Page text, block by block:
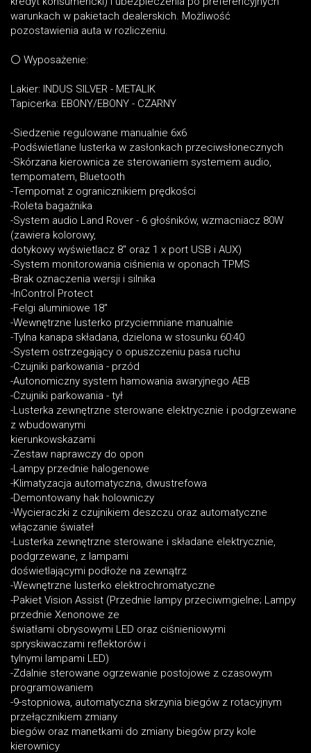
warunkach w pakietach dealerskich. Możliwość
pozostawienia auta w rozliczeniu.
⚪ Wyposażenie:
Lakier: INDUS SILVER - METALIK
Tapicerka: EBONY/EBONY - CZARNY
-Siedzenie regulowane manualnie 6x6
-Podświetlane lusterka w zasłonkach przeciwsłonecznych
-Skórzana kierownica ze sterowaniem systemem audio,
tempomatem, Bluetooth
-Tempomat z ogranicznikiem prędkości
-Roleta bagażnika
-System audio Land Rover - 6 głośników, wzmacniacz 80W
(zawiera kolorowy,
dotykowy wyświetlacz 8" oraz 1 x port USB i AUX)
-System monitorowania ciśnienia w oponach TPMS
-Brak oznaczenia wersji i silnika
-InControl Protect
-Felgi aluminiowe 18"
-Wewnętrzne lusterko przyciemniane manualnie
-Tylna kanapa składana, dzielona w stosunku 60:40
-System ostrzegający o opuszczeniu pasa ruchu
-Czujniki parkowania - przód
-Autonomiczny system hamowania awaryjnego AEB
-Czujniki parkowania - tył
-Lusterka zewnętrzne sterowane elektrycznie i podgrzewane
z wbudowanymi
kierunkowskazami
-Zestaw naprawczy do opon
-Lampy przednie halogenowe
-Klimatyzacja automatyczna, dwustrefowa
-Demontowany hak holowniczy
-Wycieraczki z czujnikiem deszczu oraz automatyczne
włączanie świateł
-Lusterka zewnętrzne sterowane i składane elektrycznie,
podgrzewane, z lampami
doświetlającymi podłoże na zewnątrz
-Wewnętrzne lusterko elektrochromatyczne
-Pakiet Vision Assist (Przednie lampy przeciwmgielne; Lampy
przednie Xenonowe ze
światłami obrysowymi LED oraz ciśnieniowymi
spryskiwaczami reflektorów i
tylnymi lampami LED)
-Zdalnie sterowane ogrzewanie postojowe z czasowym
programowaniem
-9-stopniowa, automatyczna skrzynia biegów z rotacyjnym
przełącznikiem zmiany
biegów oraz manetkami do zmiany biegów przy kole
kierownicy